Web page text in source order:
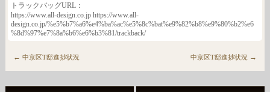
トラックバッグURL：
https://www.all-design.co.jp https://www.all-
design.co.jp/%e5%b7%a6%e4%ba%ac%e5%8c%bat%e9%82%b8%e9%80%b2%e6
%8d%97%e7%8a%b6%e6%b3%81/trackback/
← 中京区T邸進捗状況 中京区T邸進捗状況 →